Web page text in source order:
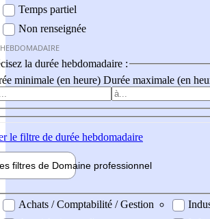
Temps partiel
Non renseignée
la durée hebdomadaire :
minimale (en heure) Durée maximale (en
le filtre de durée hebdomadaire
filtres de Domaine professionnel
professionel
Achats / Comptabilité / Gestion